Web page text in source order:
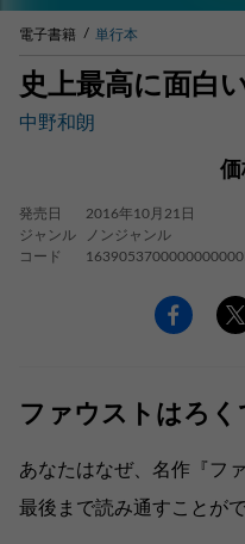
電子書籍 単行本
史上最高に面白
中野和朗
価
発売日
2016年10月21日
ジャンル
ノンジャンル
コード
ファウストはろく
あなたはなぜ、名作『フ
最後まで読み通すことが